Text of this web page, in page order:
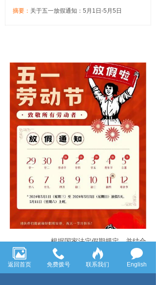
摘要： 关于五一放假通知：5月1日-5月5日
根据国家法定假期规定，并结合
公司实际情况，现就五一放假安排如下：5月
1日-5月5日放假，共5天。
返回首页 免费拨号 联系我们 English